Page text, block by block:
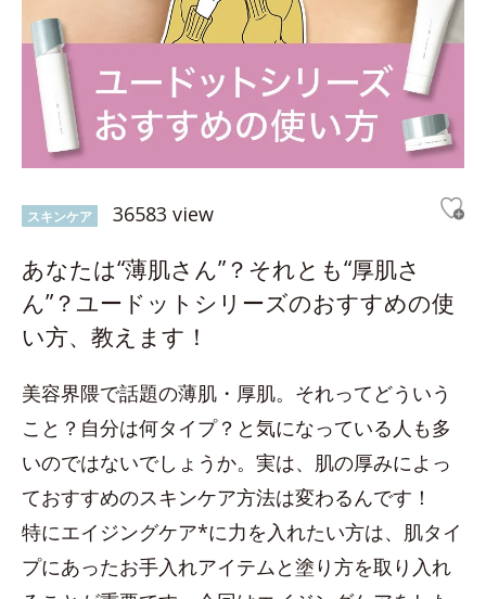
スキンケア 36583 view
あなたは“薄肌さん”？それとも“厚肌さ
ん”？ユードットシリーズのおすすめの使
い方、教えます！
美容界隈で話題の薄肌・厚肌。それってどういう
こと？自分は何タイプ？と気になっている人も多
いのではないでしょうか。実は、肌の厚みによっ
ておすすめのスキンケア方法は変わるんです！
特にエイジングケア*に力を入れたい方は、肌タイ
プにあったお手入れアイテムと塗り方を取り入れ